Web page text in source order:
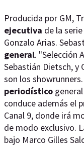
Producida por GM,
ejecutiva de la
Gonzalo Arias.
general. "Selección
Sebastián Dietsch, y
son los
periodístico
conduce además el
Canal 9, donde irá
de modo exclusivo.
bajo Marco Gilles